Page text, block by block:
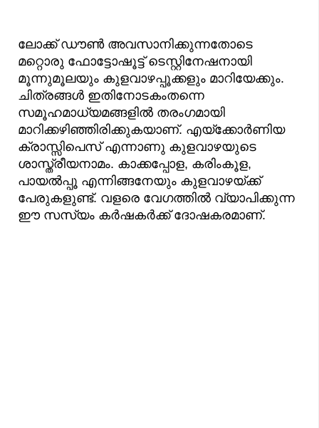
ലോക്ക് ഡൗൺ അവസാനിക്കുന്നതോടെ
മറ്റൊരു ഫോട്ടോഷൂട്ട് ടെസ്റ്റിനേഷനായി
മൂന്നുമൂലയും കുളവാഴപ്പൂക്കളും മാറിയേക്കും.
ചിത്രങ്ങൾ ഇതിനോടകംതന്നെ
സമൂഹമാധ്യമങ്ങളിൽ തരംഗമായി
മാറിക്കഴിഞ്ഞിരിക്കുകയാണ്. എയ്ക്കോർണിയ
ക്രാസ്സിപെസ് എന്നാണു കുളവാഴയുടെ
ശാസ്ത്രീയനാമം. കാക്കപ്പോള, കരിംകൂള,
പായൽ‌പ്പൂ എന്നിങ്ങനേയും കുളവാഴയ്ക്ക്
പേരുകളുണ്ട്. വളരെ വേഗത്തിൽ വ്യാപിക്കുന്ന
ഈ സസ്യം കർഷകർക്ക് ദോഷകരമാണ്.